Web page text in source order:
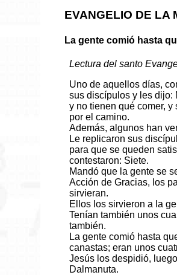
EVANGELIO DE LA
La gente comió hasta
Lectura del santo
Uno de aquellos días,
sus discípulos y les dijo:
y no tienen qué comer,
por el camino.
Además, algunos han
Le replicaron sus
para que se queden
contestaron: Siete.
Mandó que la gente se
Acción de Gracias, los
sirvieran.
Ellos los sirvieron a la
Tenían también unos
también.
La gente comió hasta
canastas; eran unos
Jesús los despidió,
Dalmanuta.